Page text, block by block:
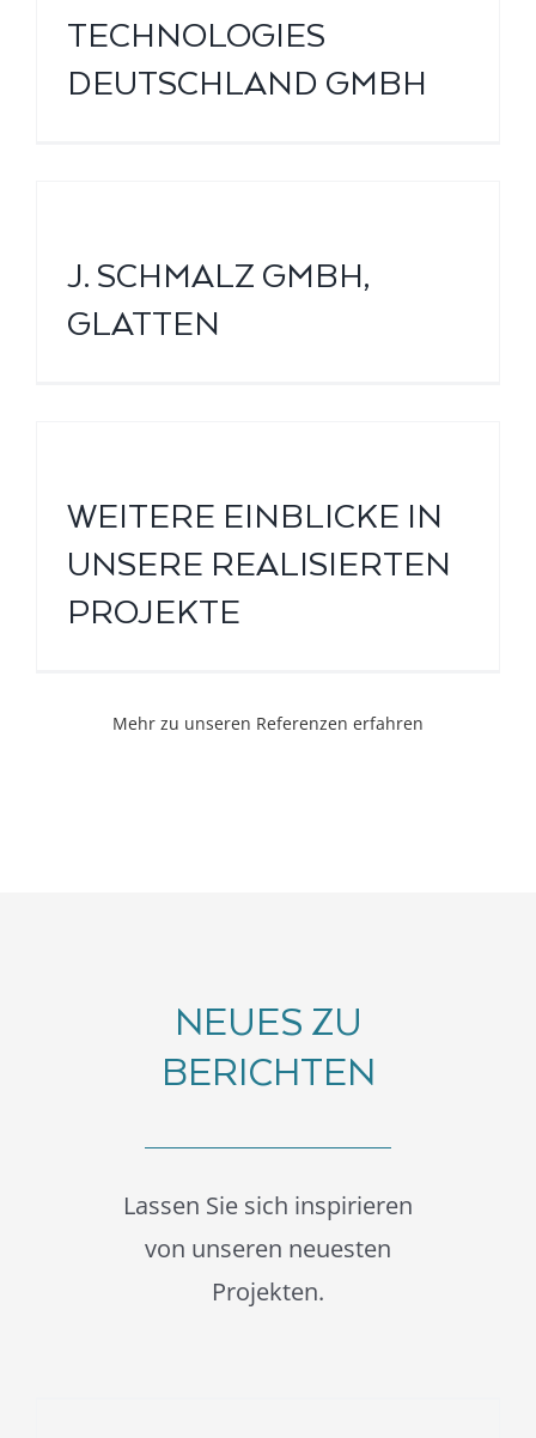
TECHNOLOGIES
DEUTSCHLAND GMBH
J. SCHMALZ GMBH,
GLATTEN
WEITERE EINBLICKE IN
UNSERE REALISIERTEN
PROJEKTE
Mehr zu unseren Referenzen erfahren
NEUES ZU
BERICHTEN
Lassen Sie sich inspirieren
von unseren neuesten
Projekten.